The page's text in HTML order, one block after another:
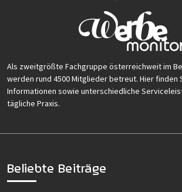
Als zweitgrößte Fachgruppe österreichweit im
werden rund 4500 Mitglieder betreut. Hier finden
Informationen sowie unterschiedliche
tägliche Praxis.
Beliebte Beiträge